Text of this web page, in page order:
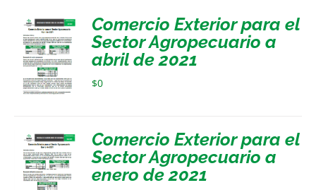
Comercio Exterior para el
Sector Agropecuario a
abril de 2021
$0
Comercio Exterior para el
Sector Agropecuario a
enero de 2021